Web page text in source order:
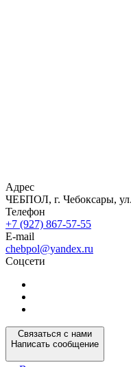
Адрес
ЧЕБПОЛ, г. Чебоксары,
Телефон
+7 (927) 867-57-55
E-mail
chebpol@yandex.ru
Соцсети
Связаться с нами
Написать сообщение